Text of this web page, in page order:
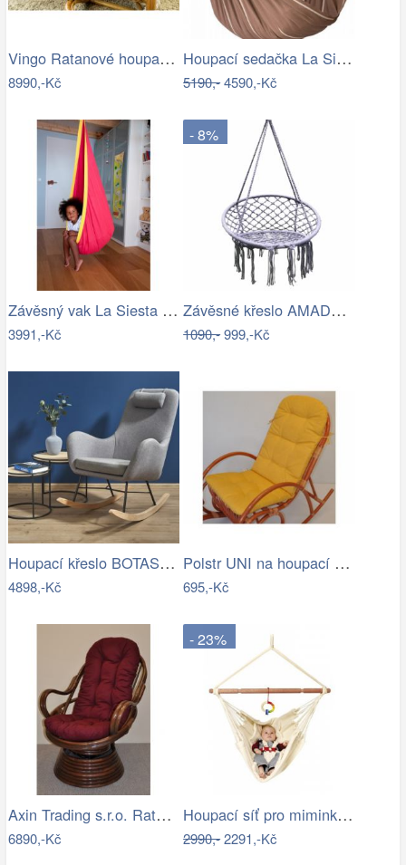
Vingo Ratanové houpací křeslo - medové
8990,-Kč
Houpací sedačka La Siesta HABANA - IN
5190,-4590,-Kč
Závěsný vak La Siesta JOKI - IN
3991,-Kč
- 8%
Závěsné křeslo AMADO 2 NEW Tempo Kondela
1090,-999,-Kč
Houpací křeslo BOTAS Halmar
4898,-Kč
Polstr UNI na houpací křeslo - žlutý…
695,-Kč
Axin Trading s.r.o. Ratanové houpací…
6890,-Kč
- 23%
Houpací síť pro miminka La Siesta…
2990,-2291,-Kč